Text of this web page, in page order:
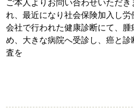
ご本人よりお問い合わせいただ
れ、最近になり社会保険加入し労
会社で行われた健康診断にて、
め、大きな病院へ受診し、癌と
査を